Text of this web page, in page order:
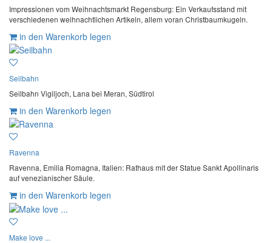
Impressionen vom Weihnachtsmarkt Regensburg: Ein Verkaufsstand mit
verschiedenen weihnachtlichen Artikeln, allem voran Christbaumkugeln.
in den Warenkorb legen
Seilbahn
Seilbahn Vigiljoch, Lana bei Meran, Südtirol
in den Warenkorb legen
Ravenna
Ravenna, Emilia Romagna, Italien: Rathaus mit der Statue Sankt Apollinaris
auf venezianischer Säule.
in den Warenkorb legen
Make love ...